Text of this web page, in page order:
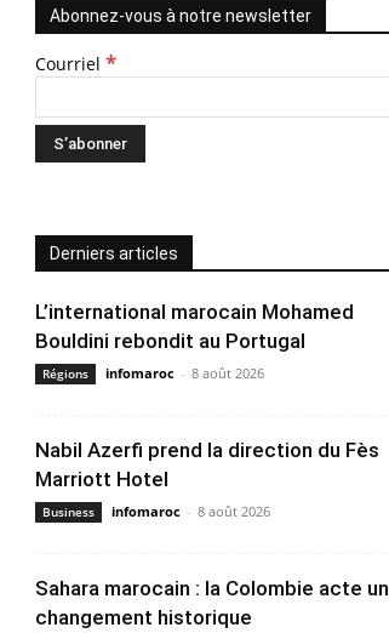
Abonnez-vous à notre newsletter
Courriel *
Derniers articles
L’international marocain Mohamed
Bouldini rebondit au Portugal
Régions infomaroc - 8 août 2026
Nabil Azerfi prend la direction du Fès
Marriott Hotel
Business infomaroc - 8 août 2026
Sahara marocain : la Colombie acte un
changement historique